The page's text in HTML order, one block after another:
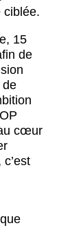
ciblée.
15
de
de
cœur